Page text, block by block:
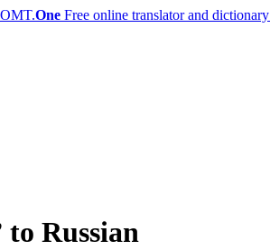
One Free online translator and dictionary
Russian